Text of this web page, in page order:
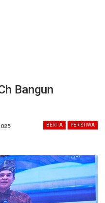
Bangun
BERITA PERISTIWA